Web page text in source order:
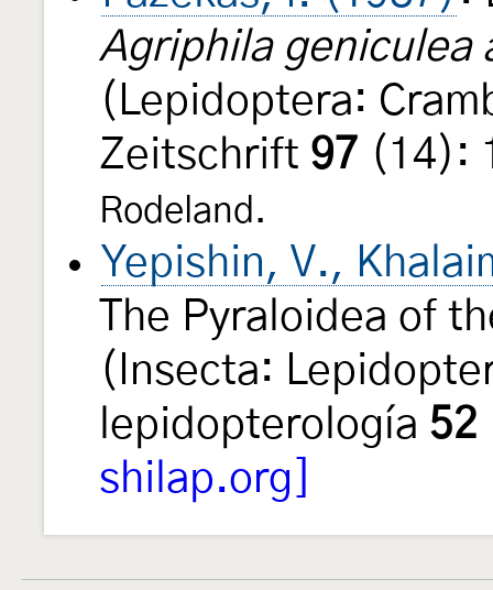
Agriphila geniculea
(Lepidoptera:
Zeitschrift 97 (14):
Rodeland.
Yepishin, V.,
The Pyraloidea of
(Insecta:
lepidopterología 52
shilap.org]